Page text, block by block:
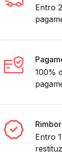
Entro
100%
Entro